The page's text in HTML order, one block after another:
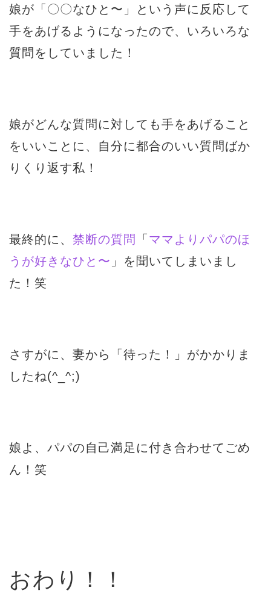
娘が「〇〇なひと〜」という声に反応して
手をあげるようになったので、いろいろな
質問をしていました！
娘がどんな質問に対しても手をあげること
をいいことに、自分に都合のいい質問ばか
りくり返す私！
最終的に、 禁断の質問 「 ママよりパパのほ
うが好きなひと〜 」を聞いてしまいまし
た！笑
さすがに、妻から「待った！」がかかりま
したね(^_^;)
娘よ、パパの自己満足に付き合わせてごめ
ん！笑
おわり！！